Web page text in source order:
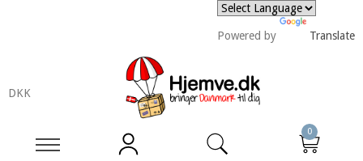
Powered by Translate
DKK
0